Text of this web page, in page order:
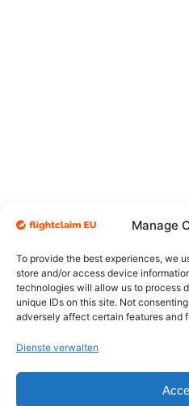
Manage
To provide the best experiences, we
store and/or access device
technologies will allow us to process
unique IDs on this site. Not
adversely affect certain features and
Dienste verwalten